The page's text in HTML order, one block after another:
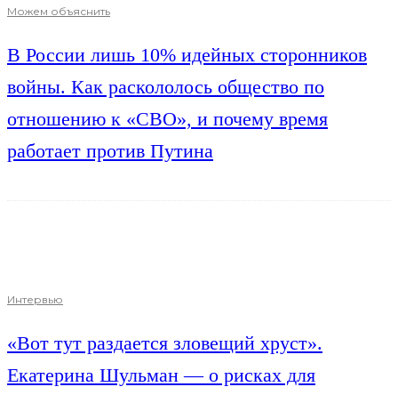
Можем объяснить
В России лишь 10% идейных сторонников
войны. Как раскололось общество по
отношению к «СВО», и почему время
работает против Путина
Интервью
«Вот тут раздается зловещий хруст».
Екатерина Шульман — о рисках для